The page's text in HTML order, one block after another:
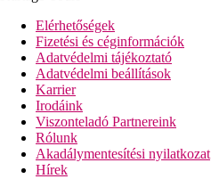
Elérhetőségek
Fizetési és céginformációk
Adatvédelmi tájékoztató
Adatvédelmi beállítások
Karrier
Irodáink
Viszonteladó Partnereink
Rólunk
Akadálymentesítési nyilatkozat
Hírek